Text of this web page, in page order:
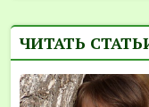
ЧИТАТЬ